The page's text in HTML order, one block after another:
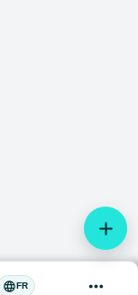
add
languageFR more_horiz